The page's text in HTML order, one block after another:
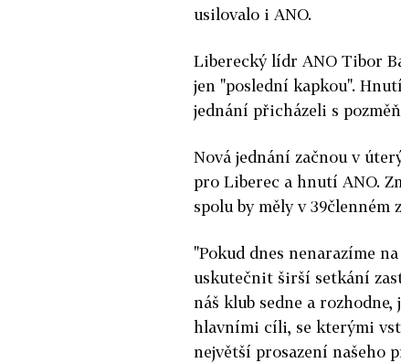
usilovalo i ANO.
Liberecký lídr ANO Tibor
jen "poslední kapkou".
jednání přicházeli s
Nová jednání začnou v
pro Liberec a hnutí ANO.
spolu by měly v 39členném
"Pokud dnes nenarazíme
uskutečnit širší setkání
náš klub sedne a
hlavními cíli, se kterými
největší prosazení našeho